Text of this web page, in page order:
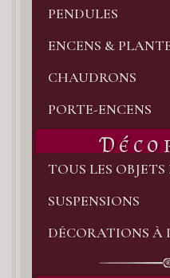
PENDULES
ENCENS &
CHAUDRONS
PORTE-ENCENS
TOUS LES
SUSPENSIONS
DÉCORATIONS À